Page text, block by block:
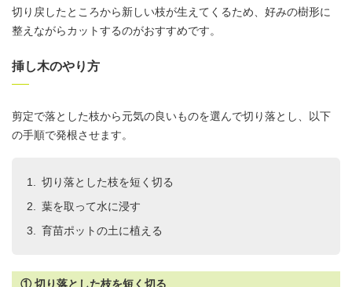
切り戻したところから新しい枝が生えてくるため、好みの樹形に
整えながらカットするのがおすすめです。
挿し木のやり方
剪定で落とした枝から元気の良いものを選んで切り落とし、以下
の手順で発根させます。
切り落とした枝を短く切る
葉を取って水に浸す
育苗ポットの土に植える
① 切り落とした枝を短く切る